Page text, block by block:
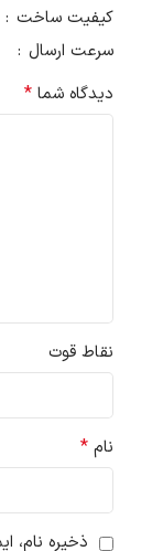
کیفیت ساخت
سرعت ارسال
دیدگاه شما *
نقاط قوت
نام *
ذخیره نام،